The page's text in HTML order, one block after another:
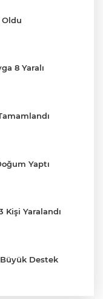
Oldu
8 Yaralı
Yaptı
Yaralandı
Destek